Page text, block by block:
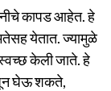
कापड आहेत. हे
येतात. ज्यामुळे
केली जाते. हे
घेऊ शकते,